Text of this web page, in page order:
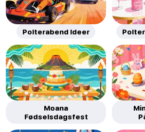
Polterabend Ideer
Moana
Fødselsdagsfest